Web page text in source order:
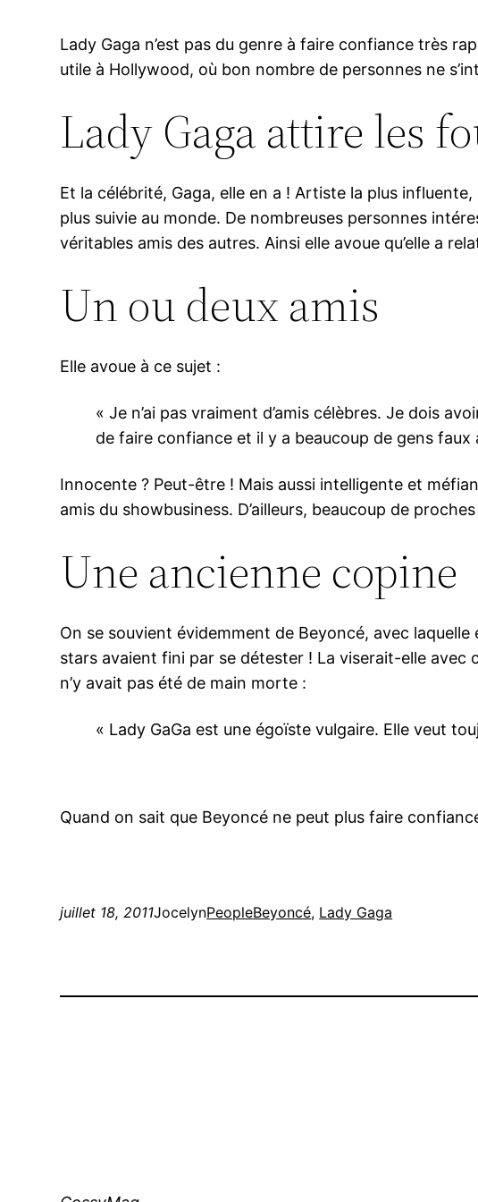
Lady Gaga n’est pas du genre à faire confiance très
utile à Hollywood, où bon nombre de personnes ne
Lady Gaga attire les
Et la célébrité, Gaga, elle en a ! Artiste la plus
plus suivie au monde. De nombreuses personnes
véritables amis des autres. Ainsi elle avoue qu’elle a
Un ou deux amis
Elle avoue à ce sujet :
« Je n’ai pas vraiment d’amis célèbres. Je dois
de faire confiance et il y a beaucoup de gens
Innocente ? Peut-être ! Mais aussi intelligente et
amis du showbusiness. D’ailleurs, beaucoup de
Une ancienne copine
On se souvient évidemment de Beyoncé, avec
stars avaient fini par se détester ! La viserait-elle
n’y avait pas été de main morte :
« Lady GaGa est une égoïste vulgaire. Elle veut
Quand on sait que Beyoncé ne peut plus faire
juillet 18, 2011JocelynPeopleBeyoncé, Lady Gaga